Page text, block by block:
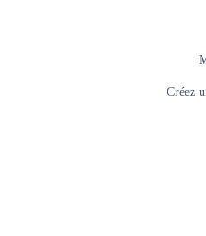
Créez